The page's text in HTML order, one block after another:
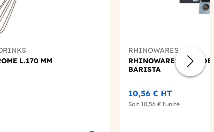
L.170 MM
RHINOWARES
RHINOWARES - SET
BARISTA
10,56 € HT
Soit 10,56 € l'unité